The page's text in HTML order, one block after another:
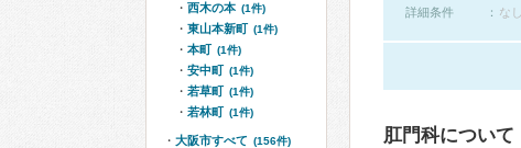
詳細条件
な
肛門科について
西木の本 (1件)
東山本新町 (1件)
本町 (1件)
安中町 (1件)
若草町 (1件)
若林町 (1件)
大阪市すべて (156件)